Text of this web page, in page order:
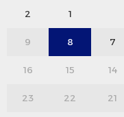
1
2
7
8
9
14
15
16
21
22
23